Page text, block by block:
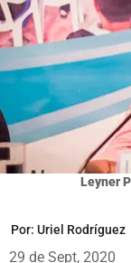
Leyner
Por: Uriel Rodríguez
29 de Sept, 2020